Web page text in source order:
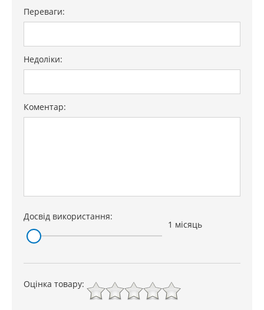
Переваги:
Недоліки:
Коментар:
Досвід використання:
1 місяць
Оцінка товару: